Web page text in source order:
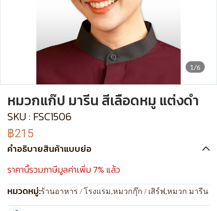
1/6
หมวกแก๊ป มารีน สีเลือดหมู แต่งดำ
SKU : FSC1506
฿215
คำอธิบายสินค้าแบบย่อ
ราคานี้รวมภาษีมูลค่าเพิ่ม 7% แล้ว
หมวดหมู่:ร้านอาหาร / โรงแรม,หมวกกุ๊ก / เสิร์ฟ,หมวก มารีน